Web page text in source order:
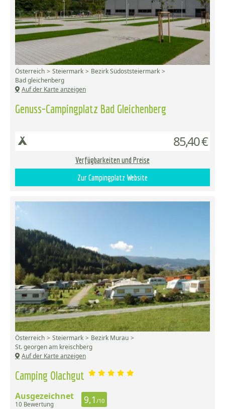
Genuss-Campingplatz Bad Gleichenberg
Österreich Steiermark
Bezirk Südoststeiermark
Bad gleichenberg
Auf der Karte anzeigen
85,40 €
Verfügbarkeiten und Preise
Zur Campingplatz Website
Camping Olachgut
Österreich Steiermark
Bezirk Murau
St. georgen am kreischberg
Auf der Karte anzeigen
Ausgezeichnet
10 Bewertung 9,1 /10